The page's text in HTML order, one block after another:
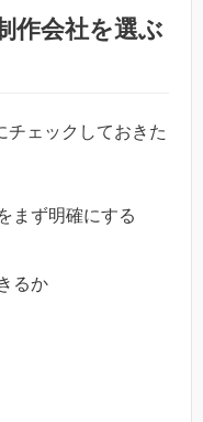
作会社を選ぶ
チェックしておきた
まず明確にする
るか